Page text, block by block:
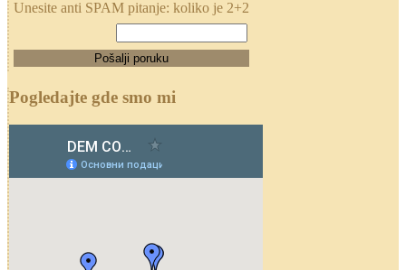
Unesite anti SPAM pitanje: koliko je 2+2
Pogledajte gde smo mi